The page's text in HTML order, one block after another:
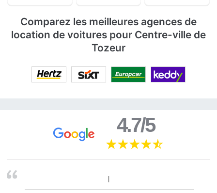
Comparez les meilleures agences de
location de voitures pour Centre-ville de
Tozeur
4.7/5